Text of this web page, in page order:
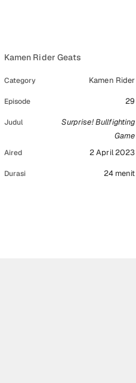
Kamen Rider Geats
Category Kamen Rider
Episode 29
Judul
Surprise! Bullfighting
Game
Aired 2 April 2023
Durasi 24 menit